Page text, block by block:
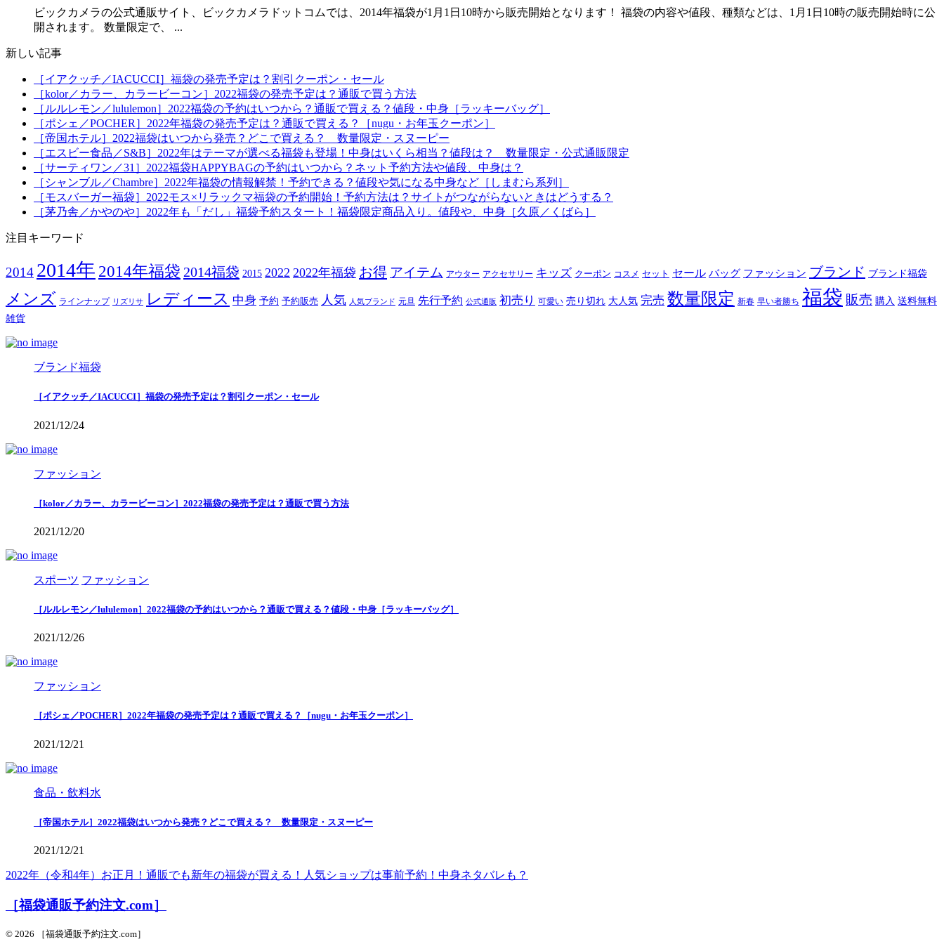
ビックカメラの公式通販サイト、ビックカメラドットコムでは、2014年福袋が1月1日10時から販売開始となります！ 福袋の内容や値段、種類などは、1月1日10時の販売開始時に公
開されます。 数量限定で、 ...
新しい記事
［イアクッチ／IACUCCI］福袋の発売予定は？割引クーポン・セール
［kolor／カラー、カラービーコン］2022福袋の発売予定は？通販で買う方法
［ルルレモン／lululemon］2022福袋の予約はいつから？通販で買える？値段・中身［ラッキーバッグ］
［ポシェ／POCHER］2022年福袋の発売予定は？通販で買える？［nugu・お年玉クーポン］
［帝国ホテル］2022福袋はいつから発売？どこで買える？ 数量限定・スヌーピー
［エスビー食品／S&B］2022年はテーマが選べる福袋も登場！中身はいくら相当？値段は？ 数量限定・公式通販限定
［サーティワン／31］2022福袋HAPPYBAGの予約はいつから？ネット予約方法や値段、中身は？
［シャンブル／Chambre］2022年福袋の情報解禁！予約できる？値段や気になる中身など［しまむら系列］
［モスバーガー福袋］2022モス×リラックマ福袋の予約開始！予約方法は？サイトがつながらないときはどうする？
［茅乃舎／かやのや］2022年も「だし」福袋予約スタート！福袋限定商品入り。値段や、中身［久原／くばら］
注目キーワード
2014 2014年 2014年福袋 2014福袋 2015 2022 2022年福袋 お得 アイテム アウター アクセサリー キッズ クーポン コスメ セット セール バッグ ファッション ブランド ブランド福袋
メンズ ラインナップ リズリサ レディース 中身 予約 予約販売 人気 人気ブランド 元旦 先行予約 公式通販 初売り 可愛い 売り切れ 大人気 完売 数量限定 新春 早い者勝ち 福袋 販売 購入 送料無料
雑貨
ブランド福袋
［イアクッチ／IACUCCI］福袋の発売予定は？割引クーポン・セール
2021/12/24
ファッション
［kolor／カラー、カラービーコン］2022福袋の発売予定は？通販で買う方法
2021/12/20
スポーツ ファッション
［ルルレモン／lululemon］2022福袋の予約はいつから？通販で買える？値段・中身［ラッキーバッグ］
2021/12/26
ファッション
［ポシェ／POCHER］2022年福袋の発売予定は？通販で買える？［nugu・お年玉クーポン］
2021/12/21
食品・飲料水
［帝国ホテル］2022福袋はいつから発売？どこで買える？ 数量限定・スヌーピー
2021/12/21
2022年（令和4年）お正月！通販でも新年の福袋が買える！人気ショップは事前予約！中身ネタバレも？
［福袋通販予約注文.com］
© 2026 ［福袋通販予約注文.com］